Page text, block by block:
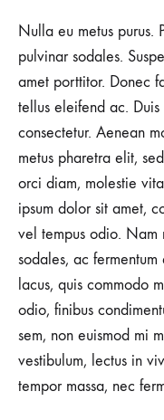
Nulla eu metus purus.
pulvinar sodales.
amet porttitor. Donec
tellus eleifend ac.
consectetur. Aenean
metus pharetra elit,
orci diam, molestie
ipsum dolor sit amet,
vel tempus odio. Nam
sodales, ac
lacus, quis commodo
odio, finibus
sem, non euismod mi
vestibulum, lectus in
tempor massa, nec